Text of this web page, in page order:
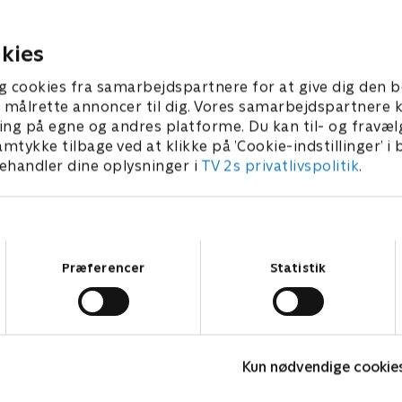
cookies fra samarbejdspartnere for at give dig den
annoncer til dig. Vores samarbejdspartnere
på egne og andres platforme. Du kan til- og
tilbage ved at klikke på ’Cookie-indstillinger’ i
dine oplysninger i TV 2s privatlivspolitik.
Præferencer Statistik
Kun nødvendige
52 min